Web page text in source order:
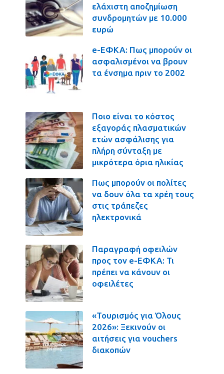
ελάχιστη αποζημίωση
συνδρομητών με 10.000
ευρώ
e-ΕΦΚΑ: Πως μπορούν οι
ασφαλισμένοι να βρουν
τα ένσημα πριν το 2002
Ποιο είναι το κόστος
εξαγοράς πλασματικών
ετών ασφάλισης για
πλήρη σύνταξη με
μικρότερα όρια ηλικίας
Πως μπορούν οι πολίτες
να δουν όλα τα χρέη τους
στις τράπεζες
ηλεκτρονικά
Παραγραφή οφειλών
προς τον e-ΕΦΚΑ: Τι
πρέπει να κάνουν οι
οφειλέτες
«Τουρισμός για Όλους
2026»: Ξεκινούν οι
αιτήσεις για vouchers
διακοπών